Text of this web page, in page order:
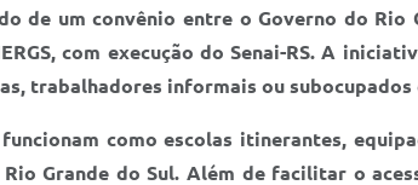
de um convênio entre o Governo do
com execução do Senai-RS. A
trabalhadores informais ou
como escolas itinerantes,
Grande do Sul. Além de facilitar o